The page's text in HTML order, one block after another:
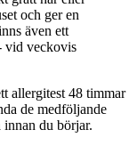
och ger en
även ett
vid veckovis
allergitest 48 timmar
de medföljande
innan du börjar.